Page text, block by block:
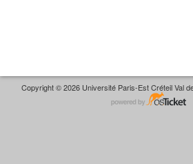
Copyright © 2026 Université Paris-Est Créteil Val